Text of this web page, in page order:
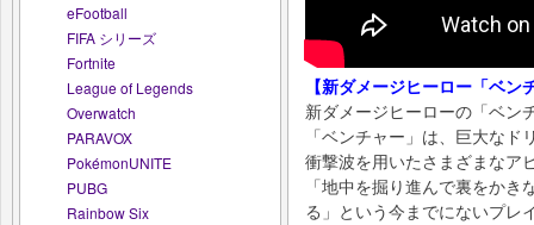
eFootball
FIFA シリーズ
Fortnite
League of Legends
Overwatch
PARAVOX
PokémonUNITE
PUBG
Rainbow Six
【新ダメージヒーロー「ベン
新ダメージヒーローの「ベン
「ベンチャー」は、巨大な
衝撃波を用いたさまざまなア
「地中を掘り進んで裏をか
る」という今までにないプレ